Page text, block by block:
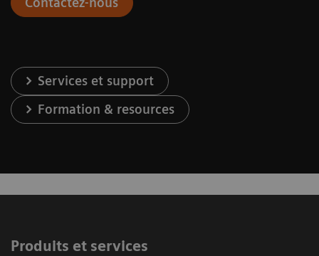
Services et support
Formation & resources
Produits et services